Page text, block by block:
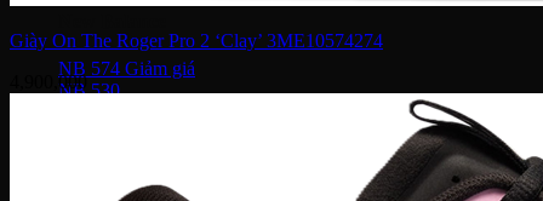
NB 574
NB 530
Giày Converse
Giày On The Roger Pro 2 ‘Clay’ 3ME10574274
4,900,000